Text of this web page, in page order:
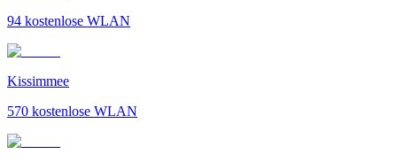
94 kostenlose WLAN
Kissimmee
570 kostenlose WLAN